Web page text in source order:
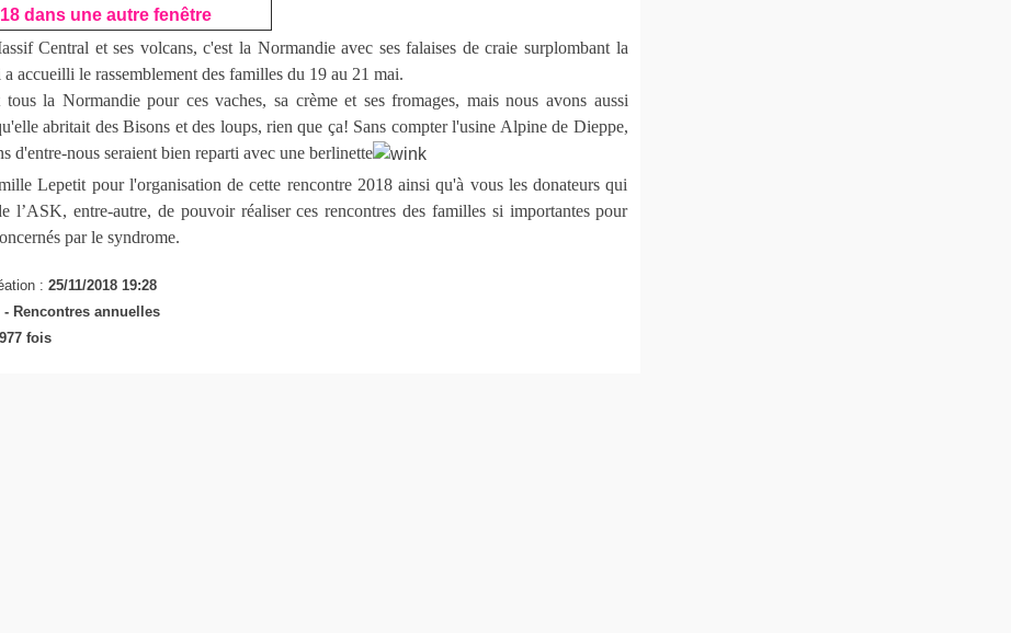
dans une autre fenêtre
Central et ses volcans, c'est la Normandie avec ses falaises de craie surplombant la
a accueilli le rassemblement des familles du 19 au 21 mai.
la Normandie pour ces vaches, sa crème et ses fromages, mais nous avons aussi
abritait des Bisons et des loups, rien que ça! Sans compter l'usine Alpine de Dieppe,
d'entre-nous seraient bien reparti avec une berlinette
Lepetit pour l'organisation de cette rencontre 2018 ainsi qu'à vous les donateurs qui
l’ASK, entre-autre, de pouvoir réaliser ces rencontres des familles si importantes pour
par le syndrome.
: 25/11/2018 19:28
- Rencontres annuelles
fois